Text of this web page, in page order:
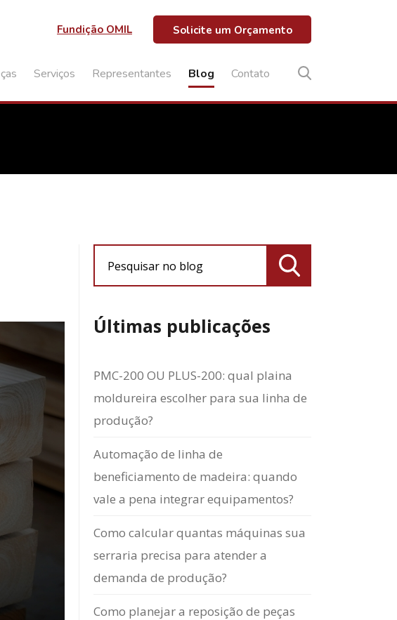
Fundição OMIL Solicite um Orçamento
Serviços Representantes Blog Contato
Pesquisar no blog
Últimas publicações
PMC-200 OU PLUS-200: qual plaina
moldureira escolher para sua linha de
produção?
Automação de linha de
beneficiamento de madeira: quando
vale a pena integrar equipamentos?
Como calcular quantas máquinas sua
serraria precisa para atender a
demanda de produção?
Como planejar a reposição de peças